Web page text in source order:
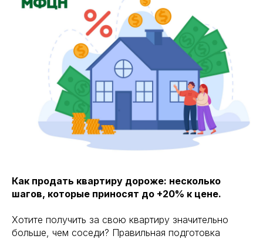
Как продать квартиру дороже: несколько
шагов, которые приносят до +20% к цене.
Хотите получить за свою квартиру значительно
больше, чем соседи? Правильная подготовка